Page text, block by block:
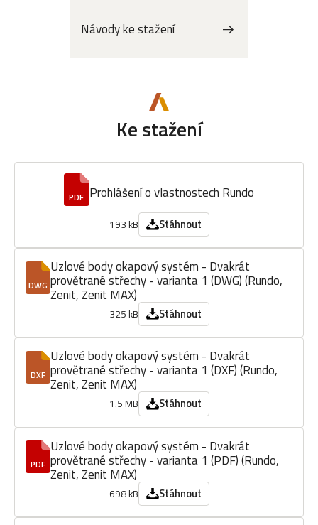
Návody ke stažení
Ke stažení
PDF Prohlášení o vlastnostech Rundo
193 kB Stáhnout
DWG
Uzlové body okapový systém - Dvakrát
provětrané střechy - varianta 1 (DWG) (Rundo,
Zenit, Zenit MAX)
325 kB Stáhnout
DXF
Uzlové body okapový systém - Dvakrát
provětrané střechy - varianta 1 (DXF) (Rundo,
Zenit, Zenit MAX)
1.5 MB Stáhnout
PDF
Uzlové body okapový systém - Dvakrát
provětrané střechy - varianta 1 (PDF) (Rundo,
Zenit, Zenit MAX)
698 kB Stáhnout